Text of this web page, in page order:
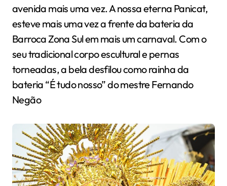
avenida mais uma vez. A nossa eterna Panicat,
esteve mais uma vez a frente da bateria da
Barroca Zona Sul em mais um carnaval. Com o
seu tradicional corpo escultural e pernas
torneadas, a bela desfilou como rainha da
bateria “É tudo nosso” do mestre Fernando
Negão